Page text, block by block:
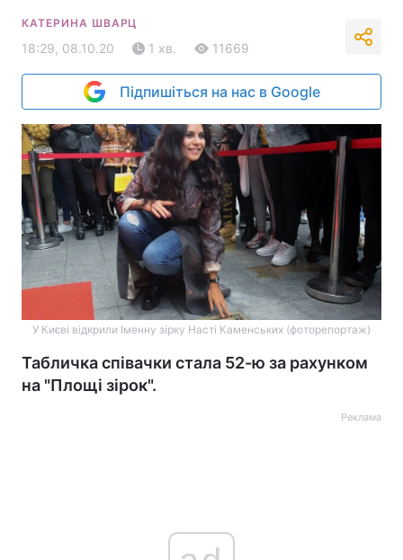
КАТЕРИНА ШВАРЦ
18:29, 08.10.20 1 хв. 11669
Підпишіться на нас в Google
У Києві відкрили Іменну зірку Насті Каменських (фоторепортаж)
Табличка співачки стала 52-ю за рахунком
на "Площі зірок".
Реклама